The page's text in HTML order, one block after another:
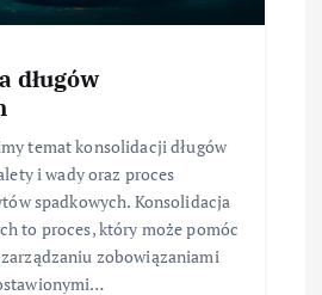
długów
temat konsolidacji długów
i wady oraz proces
spadkowych. Konsolidacja
to proces, który może pomóc
zobowiązaniami